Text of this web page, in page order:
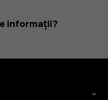
informații?